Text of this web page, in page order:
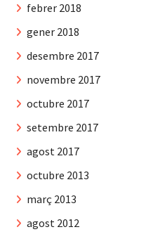
febrer 2018
gener 2018
desembre 2017
novembre 2017
octubre 2017
setembre 2017
agost 2017
octubre 2013
març 2013
agost 2012